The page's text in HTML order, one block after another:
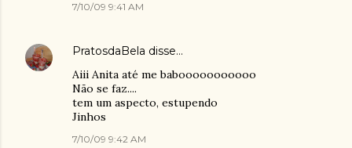
7/10/09 9:41 AM
PratosdaBela disse…
Aiii Anita até me babooooooooooo
Não se faz....
tem um aspecto, estupendo
Jinhos
7/10/09 9:42 AM